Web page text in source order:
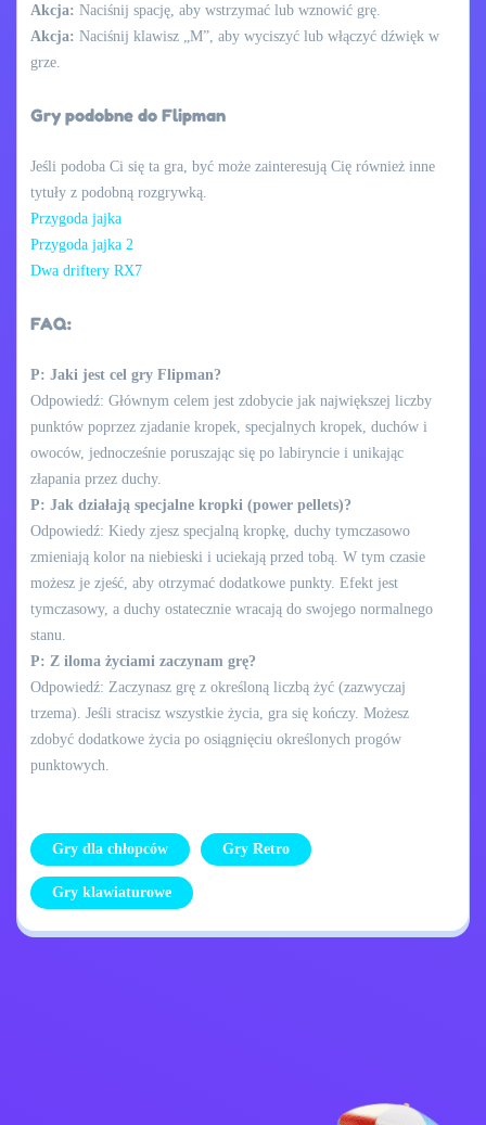
Akcja: Naciśnij spację, aby wstrzymać lub wznowić grę.
Akcja: Naciśnij klawisz „M”, aby wyciszyć lub włączyć dźwięk w
grze.
Gry podobne do Flipman
Jeśli podoba Ci się ta gra, być może zainteresują Cię również inne
tytuły z podobną rozgrywką.
Przygoda jajka
Przygoda jajka 2
Dwa driftery RX7
FAQ:
P: Jaki jest cel gry Flipman?
Odpowiedź: Głównym celem jest zdobycie jak największej liczby
punktów poprzez zjadanie kropek, specjalnych kropek, duchów i
owoców, jednocześnie poruszając się po labiryncie i unikając
złapania przez duchy.
P: Jak działają specjalne kropki (power pellets)?
Odpowiedź: Kiedy zjesz specjalną kropkę, duchy tymczasowo
zmieniają kolor na niebieski i uciekają przed tobą. W tym czasie
możesz je zjeść, aby otrzymać dodatkowe punkty. Efekt jest
tymczasowy, a duchy ostatecznie wracają do swojego normalnego
stanu.
P: Z iloma życiami zaczynam grę?
Odpowiedź: Zaczynasz grę z określoną liczbą żyć (zazwyczaj
trzema). Jeśli stracisz wszystkie życia, gra się kończy. Możesz
zdobyć dodatkowe życia po osiągnięciu określonych progów
punktowych.
Gry dla chłopców Gry Retro
Gry klawiaturowe